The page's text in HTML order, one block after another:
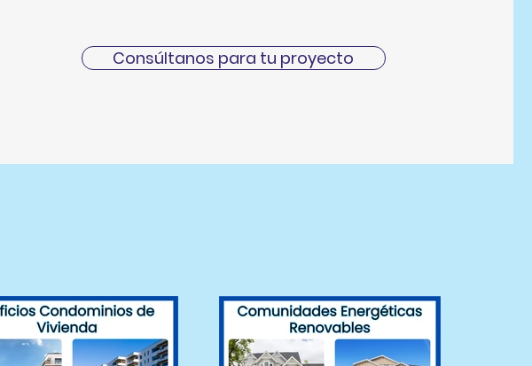
Consúltanos para tu proyecto